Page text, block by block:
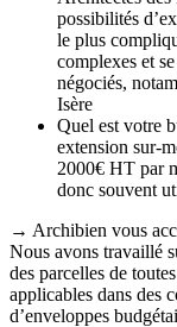
possibilités
le plus
complexes et
négociés,
Isère
Quel est votre
extension sur-
2000€ HT par
donc souvent
→ Archibien vous
Nous avons travaillé
des parcelles de
applicables dans des
d’enveloppes